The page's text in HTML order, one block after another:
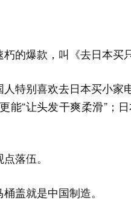
朽的爆款，叫《去日本买
特别喜欢去日本买小家
能“让头发干爽柔滑”；
点落伍。
盖就是中国制造。